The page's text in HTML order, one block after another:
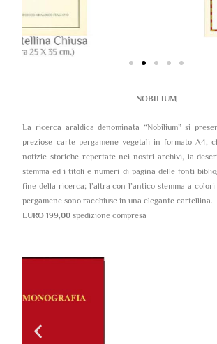
NOBILIUM
La ricerca araldica denominata “Nobilium” si
preziose carte pergamene vegetali in formato A4,
notizie storiche repertate nei nostri archivi, la
stemma ed i titoli e numeri di pagina delle fonti
fine della ricerca; l’altra con l’antico stemma a colori
pergamene sono racchiuse in una elegante cartellina.
EURO 199,00 spedizione compresa